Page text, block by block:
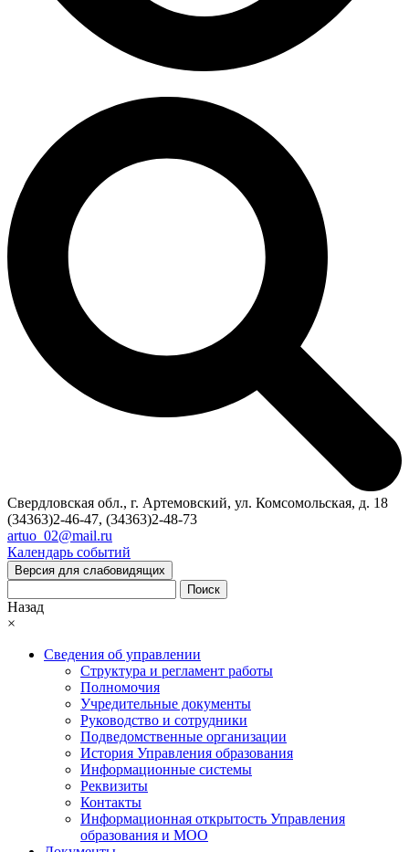
Свердловская обл., г. Артемовский, ул. Комсомольская, д. 18
(34363)2-46-47, (34363)2-48-73
artuo_02@mail.ru
Календарь событий
Версия для слабовидящих
Поиск
Назад
×
Сведения об управлении
Структура и регламент работы
Полномочия
Учредительные документы
Руководство и сотрудники
Подведомственные организации
История Управления образования
Информационные системы
Реквизиты
Контакты
Информационная открытость Управления
образования и МОО